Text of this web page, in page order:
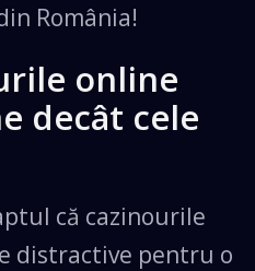
România!
online
decât cele
că cazinourile
distractive pentru o